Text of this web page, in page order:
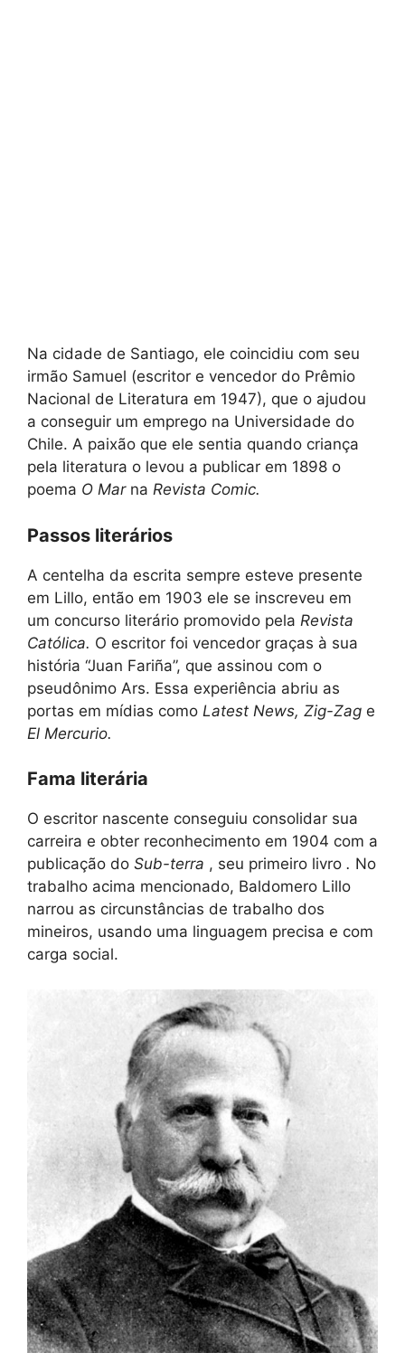
Na cidade de Santiago, ele coincidiu com seu
irmão Samuel (escritor e vencedor do Prêmio
Nacional de Literatura em 1947), que o ajudou
a conseguir um emprego na Universidade do
Chile. A paixão que ele sentia quando criança
pela literatura o levou a publicar em 1898 o
poema O Marna Revista Comic.
Passos literários
A centelha da escrita sempre esteve presente
em Lillo, então em 1903 ele se inscreveu em
um concurso literário promovido pela Revista
Católica. O escritor foi vencedor graças à sua
história “Juan Fariña”, que assinou com o
pseudônimo Ars. Essa experiência abriu as
portas em mídias como Latest News, Zig-Zag e
El Mercurio.
Fama literária
O escritor nascente conseguiu consolidar sua
carreira e obter reconhecimento em 1904 com a
publicação do Sub-terra , seu primeiro livro . No
trabalho acima mencionado, Baldomero Lillo
narrou as circunstâncias de trabalho dos
mineiros, usando uma linguagem precisa e com
carga social.